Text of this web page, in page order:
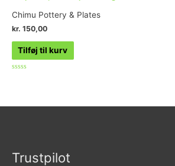
Chimu Pottery & Plates
kr. 150,00
Tilføj til kurv
Trustpilot